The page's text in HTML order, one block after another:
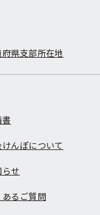
県支部所在地
んぽについて
らせ
あるご質問